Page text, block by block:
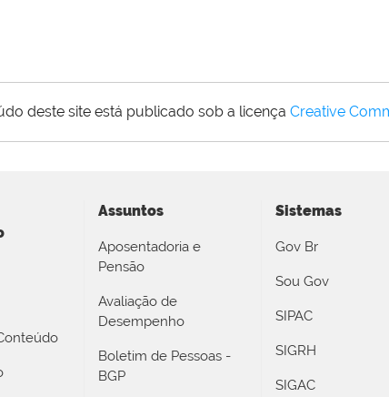
deste site está publicado sob a licença Creative
Assuntos
Aposentadoria e
Pensão
Avaliação de
Desempenho
Boletim de Pessoas -
BGP
Sistemas
Gov Br
Sou Gov
SIPAC
SIGRH
SIGAC